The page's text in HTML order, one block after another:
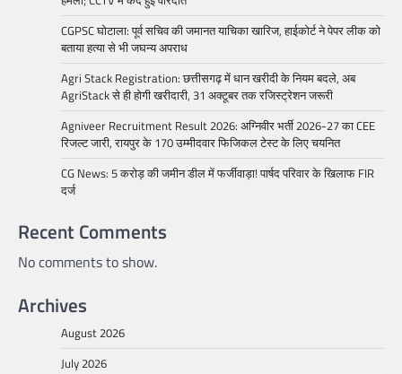
CGPSC घोटाला: पूर्व सचिव की जमानत याचिका खारिज, हाईकोर्ट ने पेपर लीक को
बताया हत्या से भी जघन्य अपराध
Agri Stack Registration: छत्तीसगढ़ में धान खरीदी के नियम बदले, अब
AgriStack से ही होगी खरीदारी, 31 अक्टूबर तक रजिस्ट्रेशन जरूरी
Agniveer Recruitment Result 2026: अग्निवीर भर्ती 2026-27 का CEE
रिजल्ट जारी, रायपुर के 170 उम्मीदवार फिजिकल टेस्ट के लिए चयनित
CG News: 5 करोड़ की जमीन डील में फर्जीवाड़ा! पार्षद परिवार के खिलाफ FIR
दर्ज
Recent Comments
No comments to show.
Archives
August 2026
July 2026